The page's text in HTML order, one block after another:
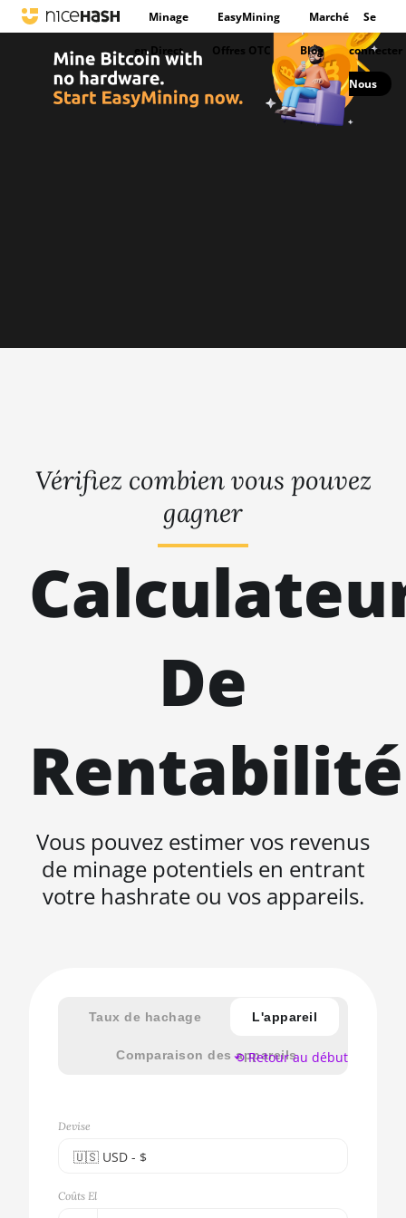
Minage EasyMining Marché
en Direct Offres OTC Blog
Se
connecter
Nous
Vérifiez combien vous pouvez
gagner
De
Rentabilité
Vous pouvez estimer vos revenus
de minage potentiels en entrant
votre hashrate ou vos appareils.
Taux de hachage L'appareil
Comparaison des appareils
Devise
🇺🇸ㅤ USD - $
🇪🇺ㅤ EUR - €
Coûts El
⟲ Retour au début